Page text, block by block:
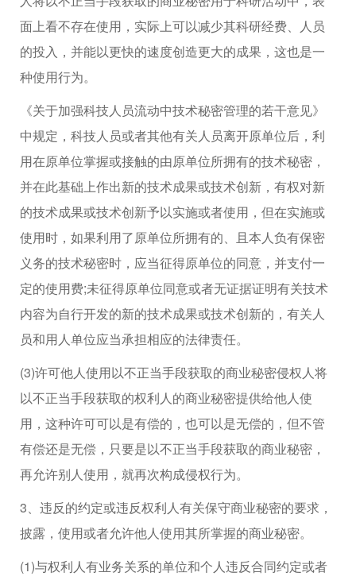
面上看不存在使用，实际上可以减少其科研经费、人员
的投入，并能以更快的速度创造更大的成果，这也是一
种使用行为。
《关于加强科技人员流动中技术秘密管理的若干意见》
中规定，科技人员或者其他有关人员离开原单位后，利
用在原单位掌握或接触的由原单位所拥有的技术秘密，
并在此基础上作出新的技术成果或技术创新，有权对新
的技术成果或技术创新予以实施或者使用，但在实施或
使用时，如果利用了原单位所拥有的、且本人负有保密
义务的技术秘密时，应当征得原单位的同意，并支付一
定的使用费;未征得原单位同意或者无证据证明有关技术
内容为自行开发的新的技术成果或技术创新的，有关人
员和用人单位应当承担相应的法律责任。
(3)许可他人使用以不正当手段获取的商业秘密侵权人将
以不正当手段获取的权利人的商业秘密提供给他人使
用，这种许可可以是有偿的，也可以是无偿的，但不管
有偿还是无偿，只要是以不正当手段获取的商业秘密，
再允许别人使用，就再次构成侵权行为。
3、违反的约定或违反权利人有关保守商业秘密的要求，
披露，使用或者允许他人使用其所掌握的商业秘密。
(1)与权利人有业务关系的单位和个人违反合同约定或者